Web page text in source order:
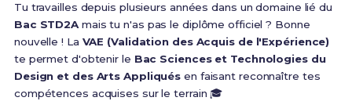
Tu travailles depuis plusieurs années dans un domaine lié du
Bac STD2A mais tu n'as pas le diplôme officiel ? Bonne
nouvelle ! La VAE (Validation des Acquis de l'Expérience)
te permet d'obtenir le Bac Sciences et Technologies du
Design et des Arts Appliqués en faisant reconnaître tes
compétences acquises sur le terrain 🎓